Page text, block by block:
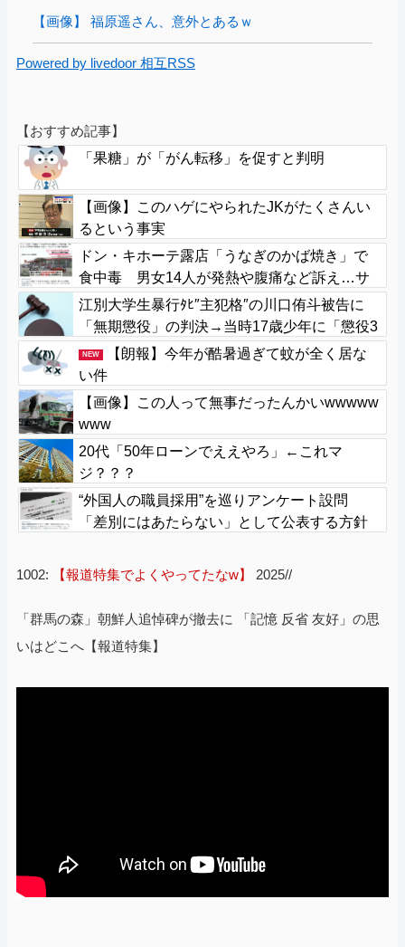
【画像】 福原遥さん、意外とあるｗ
Powered by livedoor 相互RSS
【おすすめ記事】
「果糖」が「がん転移」を促すと判明
【画像】このハゲにやられたJKがたくさんい
るという事実
ドン・キホーテ露店「うなぎのかば焼き」で
食中毒 男女14人が発熱や腹痛など訴え…サ
ルモネラ属の菌検出
江別大学生暴行ﾀﾋ″主犯格″の川口侑斗被告に
「無期懲役」の判決→当時17歳少年に「懲役3
0年」の判決
NEW
【朗報】今年が酷暑過ぎて蚊が全く居な
い件
【画像】この人って無事だったんかいwwwww
www
20代「50年ローンでええやろ」←これマ
ジ？？？
“外国人の職員採用”を巡りアンケート設問
「差別にはあたらない」として公表する方針
1002:
【報道特集でよくやってたなw】 2025//
「群馬の森」朝鮮人追悼碑が撤去に 「記憶 反省 友好」の思
いはどこへ【報道特集】